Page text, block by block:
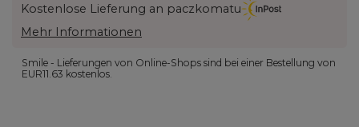
Kostenlose Lieferung an paczkomatu
Mehr Informationen
Smile - Lieferungen von Online-Shops sind bei einer Bestellung von
EUR11.63 kostenlos.